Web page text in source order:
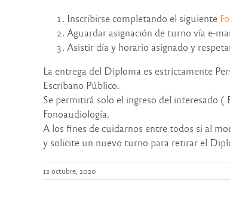
Inscribirse completando el siguiente
Aguardar asignación de turno vía e-
Asistir día y horario asignado y
La entrega del Diploma es estrictamente
Escribano Público.
Se permitirá solo el ingreso del interesado (
Fonoaudiología.
A los fines de cuidarnos entre todos si al
y solicite un nuevo turno para retirar el
12 octubre, 2020